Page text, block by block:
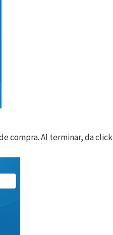
compra. Al terminar, da click